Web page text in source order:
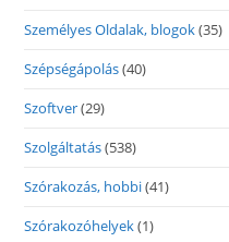
Személyes Oldalak, blogok(35)
Szépségápolás(40)
Szoftver(29)
Szolgáltatás(538)
Szórakozás, hobbi(41)
Szórakozóhelyek(1)